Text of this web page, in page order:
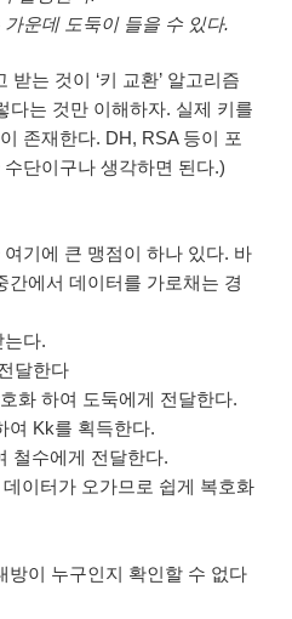
운데 도둑이 들을 수 있다.
는 것이 ‘키 교환’ 알고리즘
다는 것만 이해하자. 실제 키를
존재한다. DH, RSA 등이 포
단이구나 생각하면 된다.)
기에 큰 맹점이 하나 있다. 바
간에서 데이터를 가로채는 경
는다.
달한다
화 하여 도둑에게 전달한다.
여 Kk를 획득한다.
철수에게 전달한다.
이터가 오가므로 쉽게 복호화
방이 누구인지 확인할 수 없다